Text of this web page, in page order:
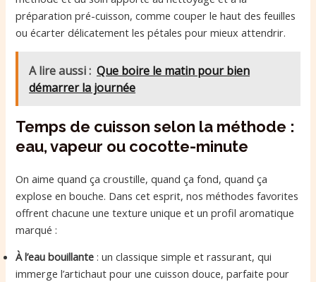
préparation pré-cuisson, comme couper le haut des feuilles
ou écarter délicatement les pétales pour mieux attendrir.
A lire aussi : Que boire le matin pour bien
démarrer la journée
Temps de cuisson selon la méthode :
eau, vapeur ou cocotte-minute
On aime quand ça croustille, quand ça fond, quand ça
explose en bouche. Dans cet esprit, nos méthodes favorites
offrent chacune une texture unique et un profil aromatique
marqué :
À l’eau bouillante : un classique simple et rassurant, qui
immerge l’artichaut pour une cuisson douce, parfaite pour